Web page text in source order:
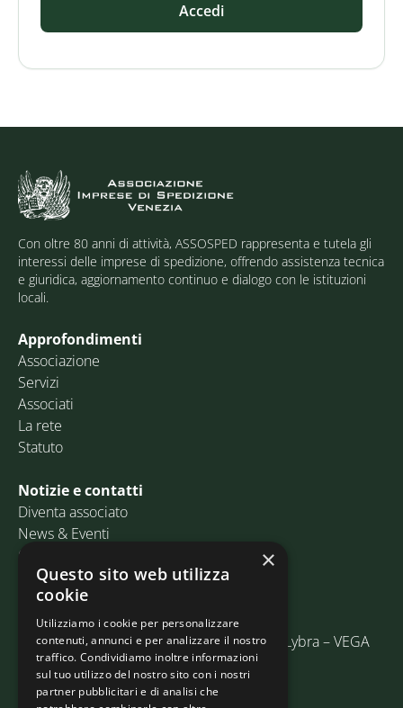
Accedi
Con oltre 80 anni di attività, ASSOSPED rappresenta e tutela gli
interessi delle imprese di spedizione, offrendo assistenza tecnica
e giuridica, aggiornamento continuo e dialogo con le istituzioni
locali.
Approfondimenti
Associazione
Servizi
Associati
La rete
Statuto
Notizie e contatti
Diventa associato
News & Eventi
Contatti
Email:info@assosped.it
PEC: assospedvenezia@pec.fedespedi.it
Indirizzo: Via delle Industrie, 19/C Edificio Lybra – VEGA
30175 Marghera (VE)
×
Questo sito web utilizza
cookie
Utilizziamo i cookie per personalizzare
contenuti, annunci e per analizzare il nostro
traffico. Condividiamo inoltre informazioni
sul tuo utilizzo del nostro sito con i nostri
partner pubblicitari e di analisi che